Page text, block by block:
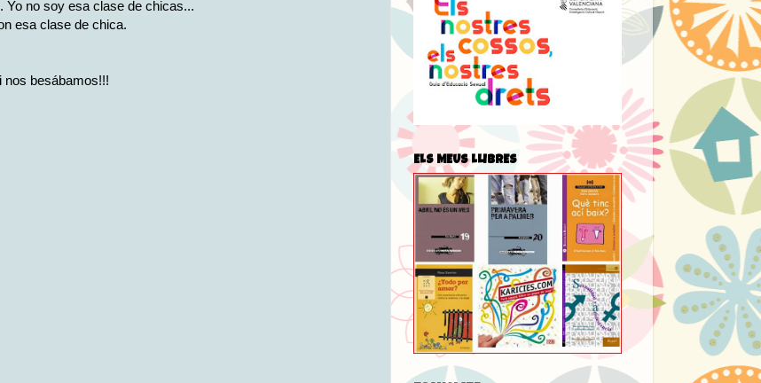
Yo no soy esa clase de chicas...
esa clase de chica.
nos besábamos!!!
ELS MEUS LLIBRES